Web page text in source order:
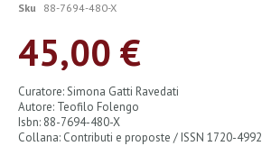
galleria
immagini
Sku 88-7694-480-X
45,00 €
Curatore: Simona Gatti Ravedati
Autore: Teofilo Folengo
Isbn: 88-7694-480-X
Collana: Contributi e proposte / ISSN 1720-4992